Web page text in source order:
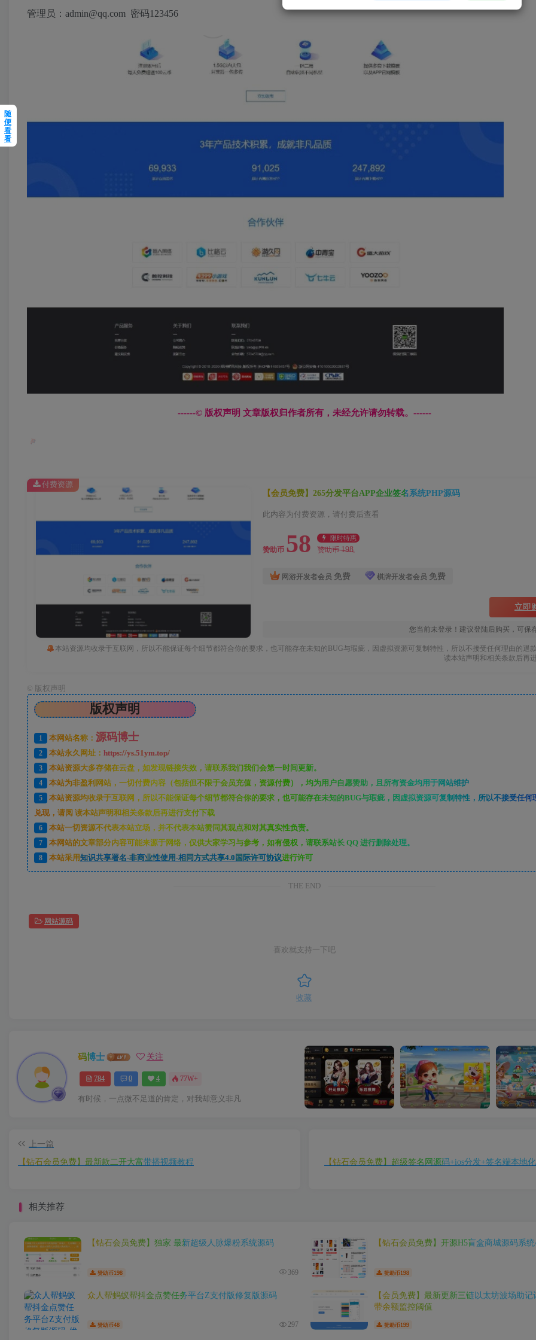
管理员：admin@qq.com 密码123456
------© 版权声明 文章版权归作者所有，未经允许请勿转载。------
【会员免费】265分发平台APP企业签名系统PHP源码
此内容为付费资源，请付费后查看
赞助币 58 限时特惠
赞助币 198
网游开发者会员 免费 棋牌开发者会员 免费
立即
您当前未登录！建议登陆后购买，可保
本站资源均收录于互联网，所以不能保证每个细节都符合你的要求，也可能存在未知的BUG与瑕疵，因虚拟资源可复制特性，所以不接受任何理由的退
读本站声明和相关条款后再
付费资源
版权声明
版权声明
1 本网站名称： 源码博士
2 本站永久网址： https://ys.51ym.top/
3
本站资源大多存储在云盘，如发现链接失效，请联系我们我们会第一时间更新。
4
本站为非盈利网站，一切付费内容（包括但不限于会员充值，资源付费），均为用户自愿赞助，且所有资金均用于网站维护
5
本站资源均收录于互联网，所以不能保证每个细节都符合你的要求，也可能存在未知的BUG与瑕疵，因虚拟资源可复制特性，所以不接受任何
兑现，请阅 读本站声明和相关条款后再进行支付下载
6
本站一切资源不代表本站立场，并不代表本站赞同其观点和对其真实性负责。
7
本网站的文章部分内容可能来源于网络，仅供大家学习与参考，如有侵权，请联系站长 QQ 进行删除处理。
8
本站采用知识共享署名-非商业性使用-相同方式共享4.0国际许可协议进行许可
THE END
网站源码
喜欢就支持一下吧
收藏
码博士 关注
784 0 4 77W+
有时候，一点微不足道的肯定，对我却意义非凡 【注册会员免费】视讯APP平台完整版 【钻石会员免费】最新更新七星娱乐六地方玩法源码 200个子游戏
上一篇
【钻石会员免费】最新款二开大富带搭视频教程
【钻石会员免费】超级签名网源码+ios分发+签名端本地
相关推荐
【钻石会员免费】独家 最新超级人脉爆粉系统源码
赞助币 198 369
【钻石会员免费】开源H5盲盒商城源码系统
赞助币 198
众人帮蚂蚁帮抖金点赞任务平台Z支付版修复版源码
赞助币48 297
【会员免费】最新更新三链以太坊波场助
带余额监控阈值
赞助币 199
随
便
看
看